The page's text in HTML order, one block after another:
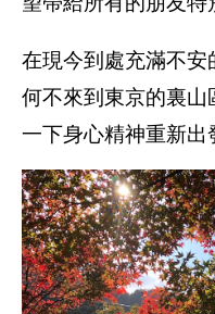
在現今到處充滿不安
何不來到東京的裏
一下身心精神重新出